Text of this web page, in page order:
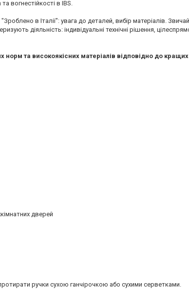
вогнестійкості в IBS.
в Італії": увага до деталей, вибір матеріалів.
діяльність: індивідуальні технічні рішення,
та високоякісних матеріалів відповідно до кращих
дверей
ручки сухою ганчірочкою або сухими серветками.